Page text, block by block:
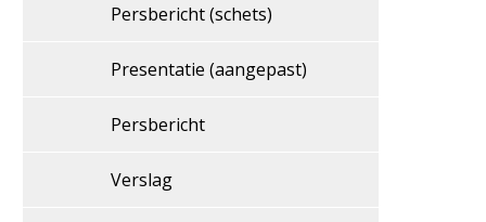
Persbericht (schets)
Presentatie (aangepast)
Persbericht
Verslag